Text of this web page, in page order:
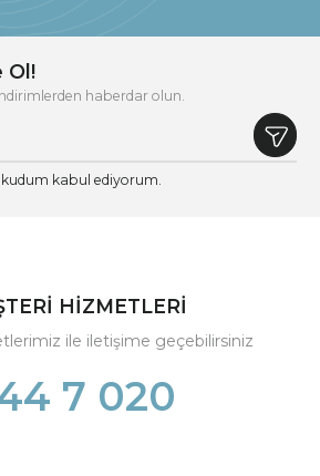
Ol!
haberdar olun.
kabul ediyorum.
HİZMETLERİ
ile iletişime geçebilirsiniz
7 020